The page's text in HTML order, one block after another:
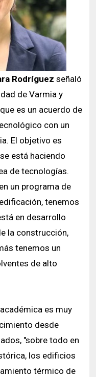
Rodríguez señaló
de Varmia y
es un acuerdo de
con un
El objetivo es
está haciendo
de tecnologías.
un programa de
tenemos
en desarrollo
la construcción,
tenemos un
de alto
es muy
desde
"sobre todo en
los edificios
térmico de